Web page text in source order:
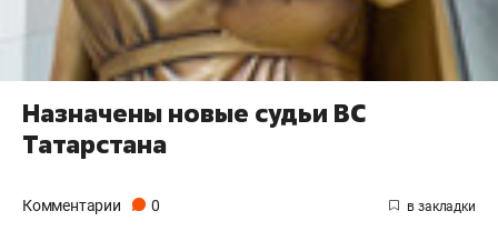
Назначены новые судьи ВС
Татарстана
Комментарии 0